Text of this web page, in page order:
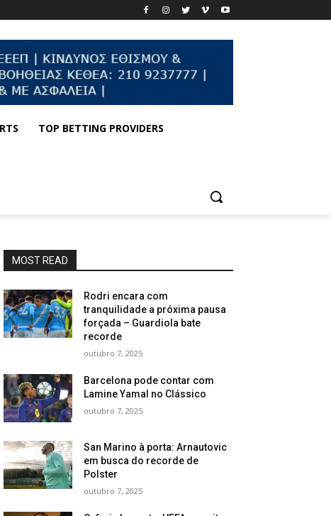
TOP BETTING PROVIDERS
MOST READ
Rodri encara com
tranquilidade a próxima pausa
forçada – Guardiola bate
recorde
outubro 7, 2025
Barcelona pode contar com
Lamine Yamal no Clássico
outubro 7, 2025
San Marino à porta: Arnautovic
em busca do recorde de
Polster
outubro 7, 2025